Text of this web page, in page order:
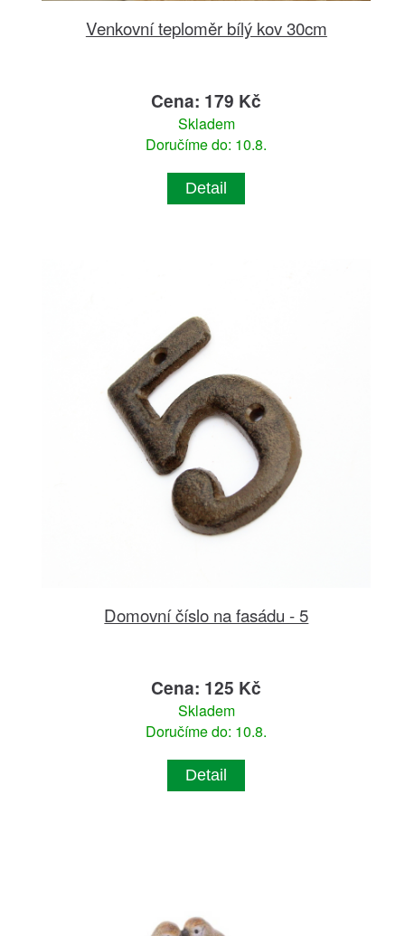
Venkovní teploměr bílý kov 30cm
Cena: 179 Kč
Skladem
Doručíme do: 10.8.
Detail
Domovní číslo na fasádu - 5
Cena: 125 Kč
Skladem
Doručíme do: 10.8.
Detail